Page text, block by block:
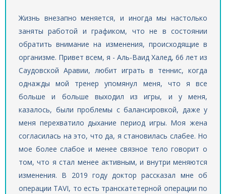
Жизнь внезапно меняется, и иногда мы настолько
заняты работой и графиком, что не в состоянии
обратить внимание на изменения, происходящие в
организме. Привет всем, я - Аль-Ваид Халед, 66 лет из
Саудовской Аравии, любит играть в теннис, когда
однажды мой тренер упомянул меня, что я все
больше и больше выходил из игры, и у меня,
казалось, были проблемы с балансировкой, даже у
меня перехватило дыхание период игры. Моя жена
согласилась на это, что да, я становилась слабее. Но
мое более слабое и менее связное тело говорит о
том, что я стал менее активным, и внутри меняются
изменения. В 2019 году доктор рассказал мне об
операции TAVI, то есть транскатетерной операции по